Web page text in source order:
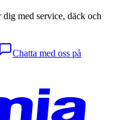
med service, däck och
Chatta med oss på